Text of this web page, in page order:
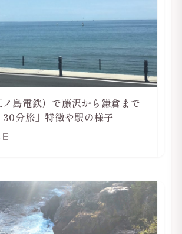
島電鉄）で藤沢から鎌倉まで
30分旅」特徴や駅の様子